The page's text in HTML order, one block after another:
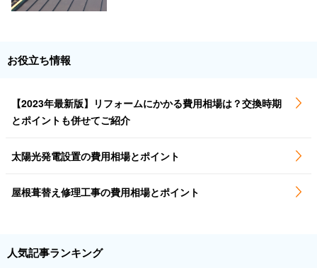
お役立ち情報
【2023年最新版】リフォームにかかる費用相場は？交換時期
とポイントも併せてご紹介
太陽光発電設置の費用相場とポイント
屋根葺替え修理工事の費用相場とポイント
人気記事ランキング